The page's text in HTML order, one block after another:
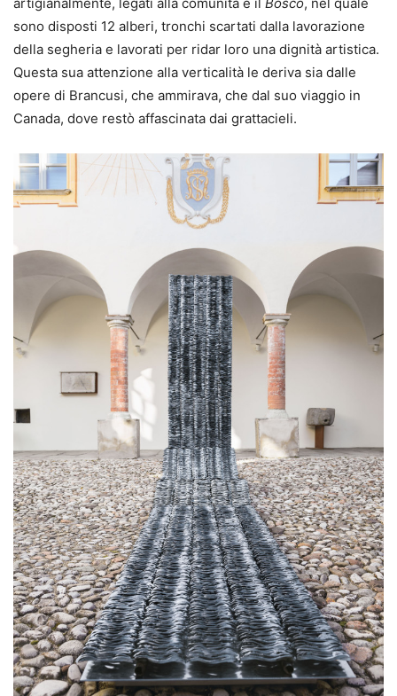
artigianalmente, legati alla comunità e il Bosco, nel quale
sono disposti 12 alberi, tronchi scartati dalla lavorazione
della segheria e lavorati per ridar loro una dignità artistica.
Questa sua attenzione alla verticalità le deriva sia dalle
opere di Brancusi, che ammirava, che dal suo viaggio in
Canada, dove restò affascinata dai grattacieli.